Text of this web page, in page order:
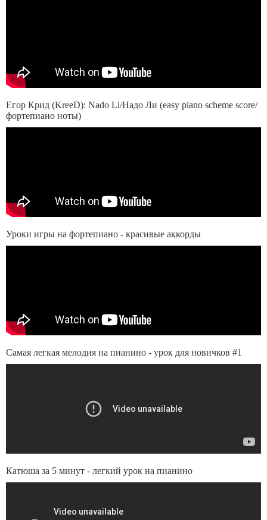
Егор Крид (KreeD): Nado Li/Надо Ли (easy piano scheme score/
фортепиано ноты)
Уроки игры на фортепиано - красивые аккорды
Самая легкая мелодия на пианино - урок для новичков #1
Катюша за 5 минут - легкий урок на пианино